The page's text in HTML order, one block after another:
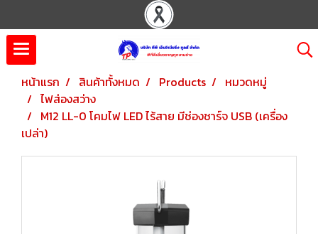
หน้าแรก สินค้าทั้งหมด Products
หมวดหมู่
ไฟส่องสว่าง
M12 LL-0 โคมไฟ LED ไร้สาย มีช่องชาร์จ USB (เครื่อง
เปล่า)